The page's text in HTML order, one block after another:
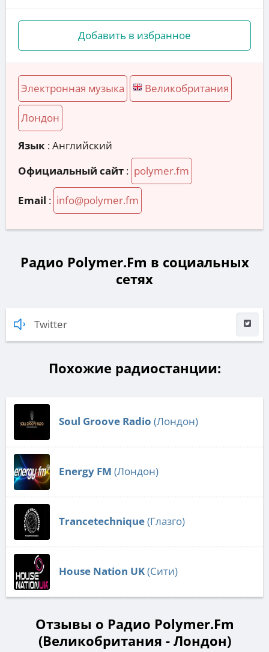
Добавить в избранное
Электронная музыка Великобритания
Лондон
Язык : Английский
Официальный сайт : polymer.fm
Email : info@polymer.fm
Радио Polymer.Fm в социальных
сетях
Twitter
Похожие радиостанции:
Soul Groove Radio (Лондон)
Energy FM (Лондон)
Trancetechnique(Глазго)
House Nation UK(Сити)
Отзывы о Радио Polymer.Fm
(Великобритания - Лондон)